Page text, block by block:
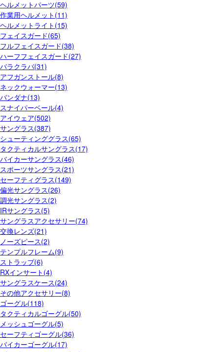
ヘルメットパーツ(59)
作業用ヘルメット(11)
ヘルメットライト(15)
フェイスガード(65)
フルフェイスガード(38)
ハーフフェイスガード(27)
バラクラバ(31)
アフガンストール(8)
ネックウォーマー(13)
バンダナ(13)
スナイパーベール(4)
アイウェア(502)
サングラス(387)
シューティンググラス(65)
タクティカルサングラス(17)
バイカーサングラス(46)
スポーツサングラス(21)
セーフティグラス(149)
偏光サングラス(26)
調光サングラス(2)
IRサングラス(5)
サングラスアクセサリー(74)
交換レンズ(21)
ノーズピース(2)
テンプルフレーム(9)
ストラップ(6)
RXインサート(4)
サングラスケース(24)
その他アクセサリー(8)
ゴーグル(118)
タクティカルゴーグル(50)
メッシュゴーグル(5)
セーフティゴーグル(36)
バイカーゴーグル(17)